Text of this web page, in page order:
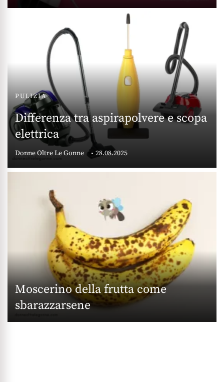
PULIZIA
Differenza tra aspirapolvere e scopa
elettrica
Donne Oltre Le Gonne 28.08.2025
Moscerino della frutta come
sbarazzarsene